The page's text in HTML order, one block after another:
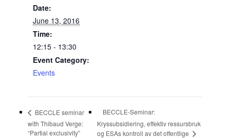
k
Date:
June 13, 2016
Time:
12:15 - 13:30
Event Category:
Events
BECCLE seminar
with Thibaud Verge:
“Partial exclusivity”
BECCLE-Seminar:
Kryssubsidiering, effektiv ressursbruk
og ESAs kontroll av det offentlige